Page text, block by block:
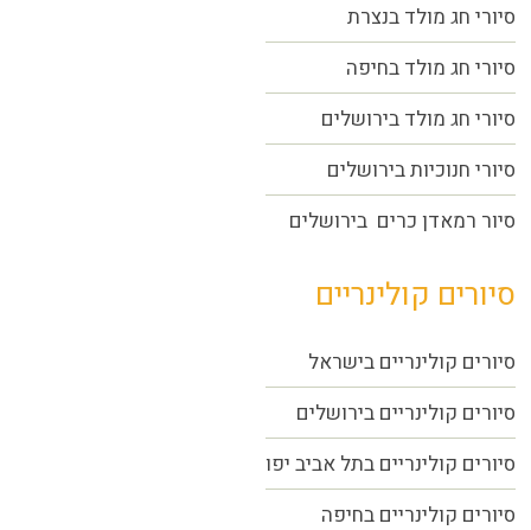
סיורי חג מולד בנצרת
סיורי חג מולד בחיפה
סיורי חג מולד בירושלים
סיורי חנוכיות בירושלים
סיור רמאדן כרים בירושלים
סיורים קולינריים
סיורים קולינריים בישראל
סיורים קולינריים בירושלים
סיורים קולינריים בתל אביב יפו
סיורים קולינריים בחיפה